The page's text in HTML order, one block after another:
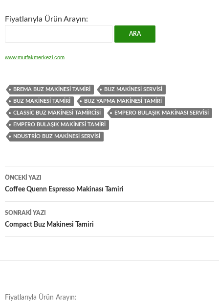
Fiyatlarıyla Ürün Arayın:
www.mutfakmerkezi.com
BREMA BUZ MAKINESI TAMIRI BUZ MAKINESI SERVISI
BUZ MAKINESI TAMIRI BUZ YAPMA MAKINESI TAMIRI
CLASSIC BUZ MAKINESI TAMIRCISI EMPERO BULAŞIK MAKINASI SERVISI
EMPERO BULAŞIK MAKINESI TAMIRI
NDUSTRIO BUZ MAKINESI SERVISI
Yazı
dolaşımı
ÖNCEKI YAZI
Coffee Quenn Espresso Makinası Tamiri
SONRAKI YAZI
Compact Buz Makinesi Tamiri
Fiyatlarıyla Ürün Arayın: